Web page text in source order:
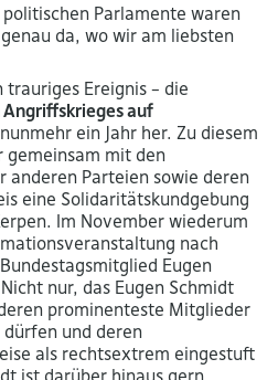
Parlamente waren
da, wo wir am liebsten
Ereignis – die
Angriffskrieges auf
ein Jahr her. Zu diesem
mit den
anderen Parteien sowie deren
eine Solidaritätskundgebung
Im November wiederum
nach
Eugen
nur, das Eugen Schmidt
prominenteste Mitglieder
und deren
als rechtsextrem eingestuft
ist darüber hinaus gern